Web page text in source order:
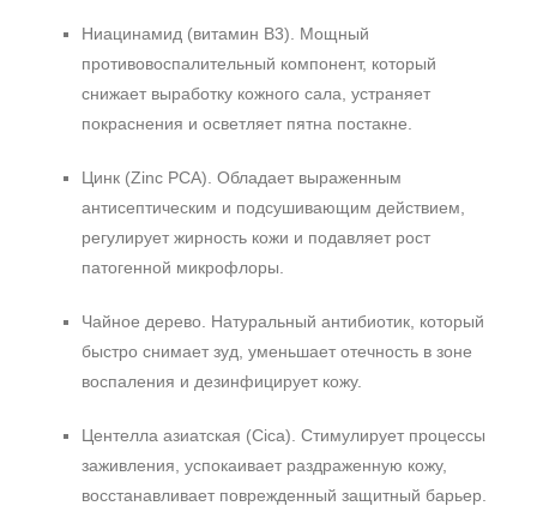
Ниацинамид (витамин B3). Мощный
противовоспалительный компонент, который
снижает выработку кожного сала, устраняет
покраснения и осветляет пятна постакне.
Цинк (Zinc PCA). Обладает выраженным
антисептическим и подсушивающим действием,
регулирует жирность кожи и подавляет рост
патогенной микрофлоры.
Чайное дерево. Натуральный антибиотик, который
быстро снимает зуд, уменьшает отечность в зоне
воспаления и дезинфицирует кожу.
Центелла азиатская (Cica). Стимулирует процессы
заживления, успокаивает раздраженную кожу,
восстанавливает поврежденный защитный барьер.